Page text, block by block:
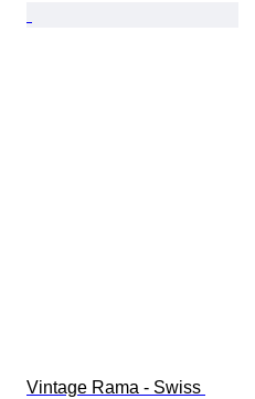
Vintage Rama - Swiss